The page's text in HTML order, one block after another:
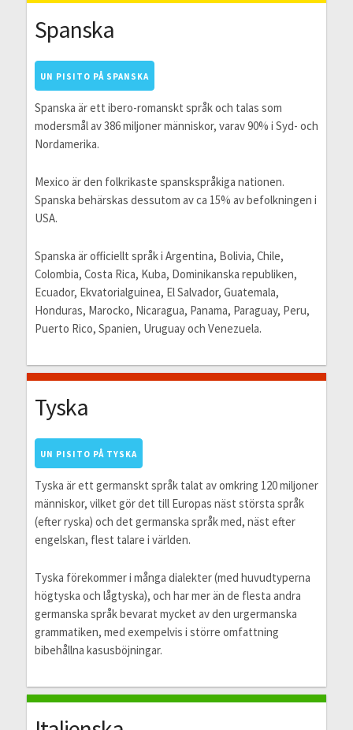
Spanska
UN PISITO PÅ SPANSKA
Spanska är ett ibero-romanskt språk och talas som
modersmål av 386 miljoner människor, varav 90% i Syd- och
Nordamerika.
Mexico är den folkrikaste spanskspråkiga nationen.
Spanska behärskas dessutom av ca 15% av befolkningen i
USA.
Spanska är officiellt språk i Argentina, Bolivia, Chile,
Colombia, Costa Rica, Kuba, Dominikanska republiken,
Ecuador, Ekvatorialguinea, El Salvador, Guatemala,
Honduras, Marocko, Nicaragua, Panama, Paraguay, Peru,
Puerto Rico, Spanien, Uruguay och Venezuela.
Tyska
UN PISITO PÅ TYSKA
Tyska är ett germanskt språk talat av omkring 120 miljoner
människor, vilket gör det till Europas näst största språk
(efter ryska) och det germanska språk med, näst efter
engelskan, flest talare i världen.
Tyska förekommer i många dialekter (med huvudtyperna
högtyska och lågtyska), och har mer än de flesta andra
germanska språk bevarat mycket av den urgermanska
grammatiken, med exempelvis i större omfattning
bibehållna kasusböjningar.